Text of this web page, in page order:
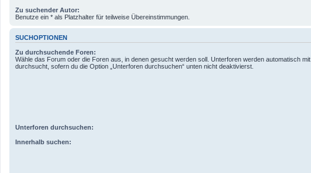
Zu suchender Autor:
Benutze ein * als Platzhalter für teilweise Übereinstimmungen.
SUCHOPTIONEN
Zu durchsuchende Foren:
Wähle das Forum oder die Foren aus, in denen gesucht werden soll. Unterforen werden automatisch mit
durchsucht, sofern du die Option „Unterforen durchsuchen“ unten nicht deaktivierst.
Unterforen durchsuchen:
Innerhalb suchen: